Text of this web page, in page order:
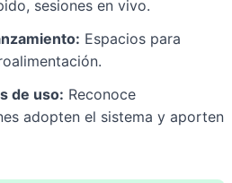
sesiones en vivo.
Espacios para
de uso: Reconoce
adopten el sistema y aporten